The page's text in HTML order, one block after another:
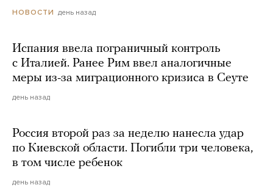
НОВОСТИ день назад
Испания ввела пограничный контроль
с Италией. Ранее Рим ввел аналогичные
меры из-за миграционного кризиса в Сеуте
день назад
Россия второй раз за неделю нанесла удар
по Киевской области. Погибли три человека,
в том числе ребенок
день назад